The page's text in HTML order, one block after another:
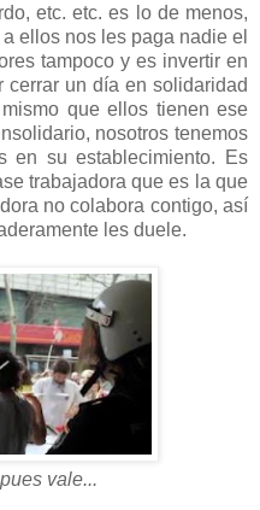
etc. etc. es lo de menos,
ellos nos les paga nadie el
tampoco y es invertir en
cerrar un día en solidaridad
que ellos tienen ese
nosotros tenemos
en su establecimiento. Es
trabajadora que es la que
no colabora contigo, así
les duele.
vale...